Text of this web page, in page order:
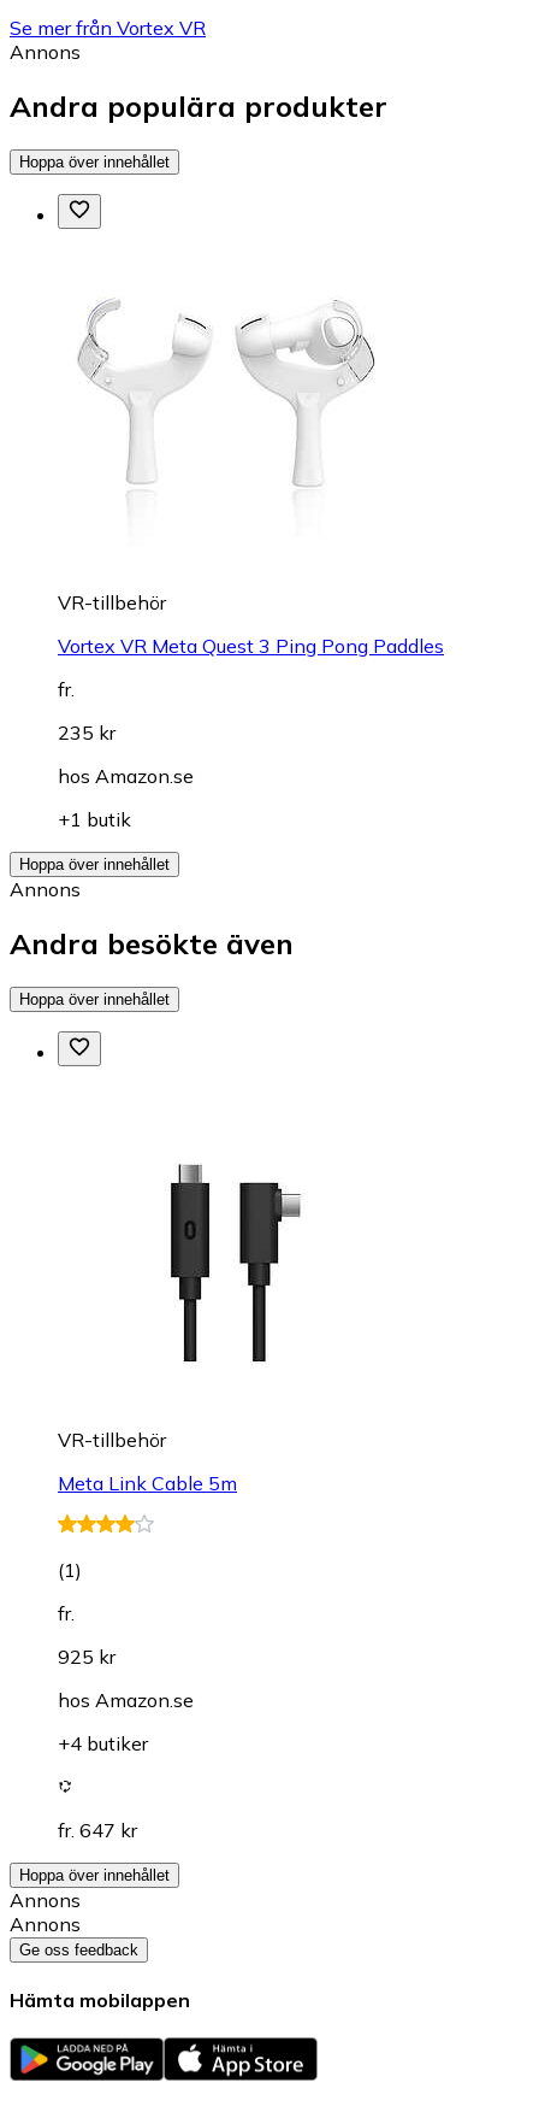
Se mer från Vortex VR
Annons
Andra populära produkter
Hoppa över innehållet
VR-tillbehör
Vortex VR Meta Quest 3 Ping Pong Paddles
fr.
235 kr
hos Amazon.se
+1 butik
Hoppa över innehållet
Annons
Andra besökte även
Hoppa över innehållet
VR-tillbehör
Meta Link Cable 5m
(1)
fr.
925 kr
hos Amazon.se
+4 butiker
fr. 647 kr
Hoppa över innehållet
Annons
Annons
Ge oss feedback
Hämta mobilappen